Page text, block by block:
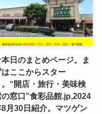
日のまとめページ。ま
はここからスター
。“開店・旅行・美味検
の窓口”食彩品館.jp,2024
8月30日紹介。マツゲン